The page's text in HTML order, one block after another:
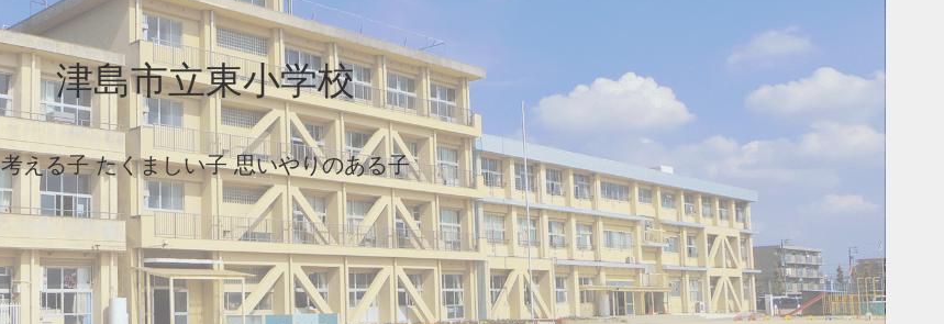
津島市立東小学校
考える子 たくましい子 思いやりのある子